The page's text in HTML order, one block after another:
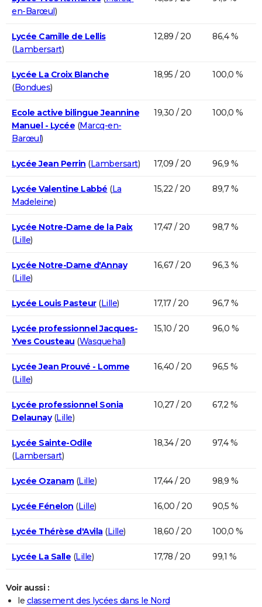
en-Barœul)
Lycée Camille de Lellis
(Lambersart)
12,89 / 20 86,4 %
Lycée La Croix Blanche
(Bondues)
18,95 / 20 100,0 %
Ecole active bilingue Jeannine
Manuel - Lycée (Marcq-en-
Barœul)
19,30 / 20 100,0 %
Lycée Jean Perrin (Lambersart) 17,09 / 20 96,9 %
Lycée Valentine Labbé (La
Madeleine)
15,22 / 20 89,7 %
Lycée Notre-Dame de la Paix
(Lille)
17,47 / 20 98,7 %
Lycée Notre-Dame d'Annay
(Lille)
16,67 / 20 96,3 %
Lycée Louis Pasteur(Lille) 17,17 / 20 96,7 %
Lycée professionnel Jacques-
Yves Cousteau (Wasquehal)
15,10 / 20 96,0 %
Lycée Jean Prouvé - Lomme
(Lille)
16,40 / 20 96,5 %
Lycée professionnel Sonia
Delaunay(Lille)
10,27 / 20 67,2 %
Lycée Sainte-Odile
(Lambersart)
18,34 / 20 97,4 %
Lycée Ozanam(Lille) 17,44 / 20 98,9 %
Lycée Fénelon (Lille) 16,00 / 20 90,5 %
Lycée Thérèse d'Avila(Lille) 18,60 / 20 100,0 %
Lycée La Salle (Lille) 17,78 / 20 99,1 %
Voir aussi :
le classement des lycées dans le Nord